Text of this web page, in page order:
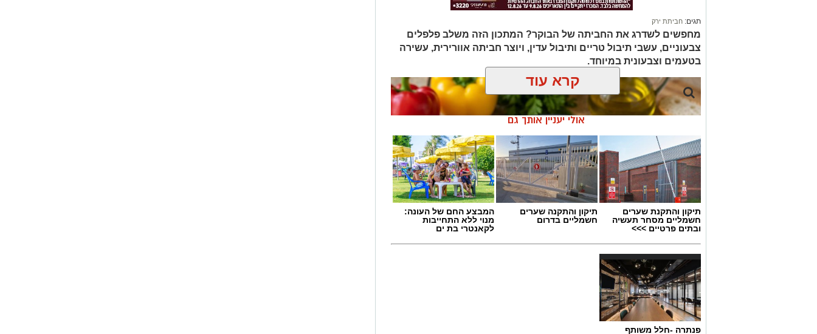
תגים: חביתת ירק
מחפשים לשדרג את החביתה של הבוקר? המתכון הזה משלב פלפלים
צבעוניים, עשבי תיבול טריים ותיבול עדין, ויוצר חביתה אוורירית, עשירה
בטעמים וצבעונית במיוחד.
ai
קרא עוד
אולי יעניין אותך גם
תיקון והתקנת שערים
חשמליים מסחר תעשיה
ובתים פרטיים >>>
תיקון והתקנה שערים
חשמליים בדרום
המבצע החם של העונה:
מנוי ללא התחייבות
לקאנטרי בת ים
פנתרה -חלל משותף